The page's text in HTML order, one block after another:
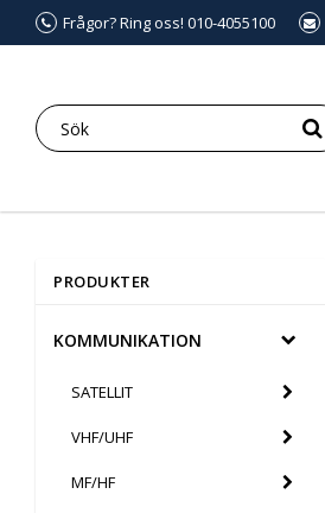
Frågor? Ring oss! 010-4055100
PRODUKTER
KOMMUNIKATION
SATELLIT
VHF/UHF
MF/HF